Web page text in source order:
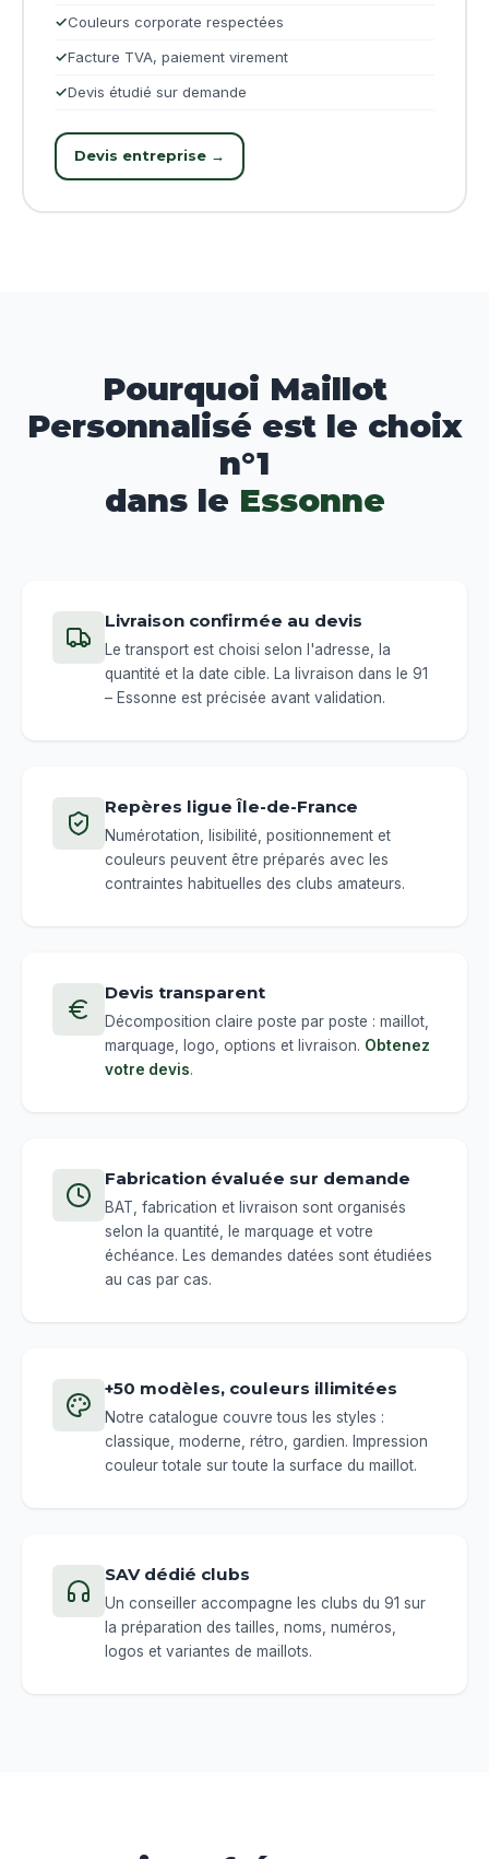
Couleurs corporate respectées
Facture TVA, paiement virement
Devis étudié sur demande
Devis entreprise →
Pourquoi Maillot
Personnalisé est le choix
n°1
dans le Essonne
Livraison confirmée au devis
Le transport est choisi selon l'adresse, la
quantité et la date cible. La livraison dans le 91
– Essonne est précisée avant validation.
Repères ligue Île-de-France
Numérotation, lisibilité, positionnement et
couleurs peuvent être préparés avec les
contraintes habituelles des clubs amateurs.
Devis transparent
Décomposition claire poste par poste : maillot,
marquage, logo, options et livraison. Obtenez
votre devis.
Fabrication évaluée sur demande
BAT, fabrication et livraison sont organisés
selon la quantité, le marquage et votre
échéance. Les demandes datées sont étudiées
au cas par cas.
+50 modèles, couleurs illimitées
Notre catalogue couvre tous les styles :
classique, moderne, rétro, gardien. Impression
couleur totale sur toute la surface du maillot.
SAV dédié clubs
Un conseiller accompagne les clubs du 91 sur
la préparation des tailles, noms, numéros,
logos et variantes de maillots.